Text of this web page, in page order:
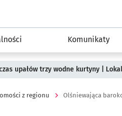
Komunikaty
upałów trzy wodne kurtyny |
z regionu Olśniewająca